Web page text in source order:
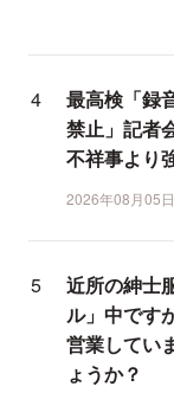
最高検「録
禁止」記者
不祥事より
2026年08月05
近所の紳士
ル」中です
営業してい
ょうか？